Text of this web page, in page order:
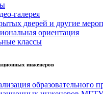
галерея
дверей и другие
ориентация
классы
инженеров
образовательного